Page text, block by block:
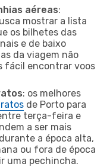
aéreas:
mostrar a lista
os bilhetes das
e de baixo
da viagem não
fácil encontrar voos
: os melhores
de Porto para
terça-feira e
a ser mais
a época alta,
ou fora de época
uma pechincha.